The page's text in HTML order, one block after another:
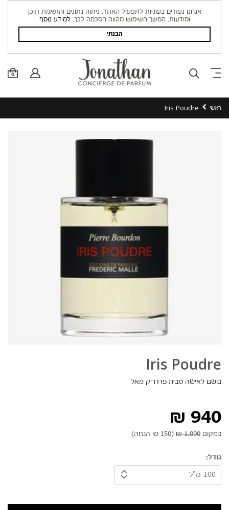
0
ראשי Iris Poudre
Iris Poudre
בושם לאישה מבית פרדריק מאל
940
₪
במקום 1,090 ₪ (150 ₪ הנחה)
גודל
אנחנו נעזרים בעוגיות לתפעול האתר, ניתוח נתונים והתאמת תוכן
ומודעות. המשך השימוש מהווה הסכמה לכך. למידע נוסף
הבנתי